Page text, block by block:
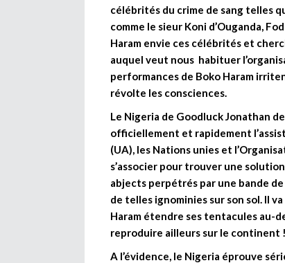
célébrités du crime de sang telles
comme le sieur Koni d’Ouganda,
Haram envie ces célébrités et
auquel veut nous habituer
performances de Boko Haram
révolte les consciences.
Le Nigeria de Goodluck Jonathan
officiellement et rapidement
(UA), les Nations unies et
s’associer pour trouver une
abjects perpétrés par une bande
de telles ignominies sur son sol. Il
Haram étendre ses tentacules au-
reproduire ailleurs sur le continent
A l’évidence, le Nigeria éprouve